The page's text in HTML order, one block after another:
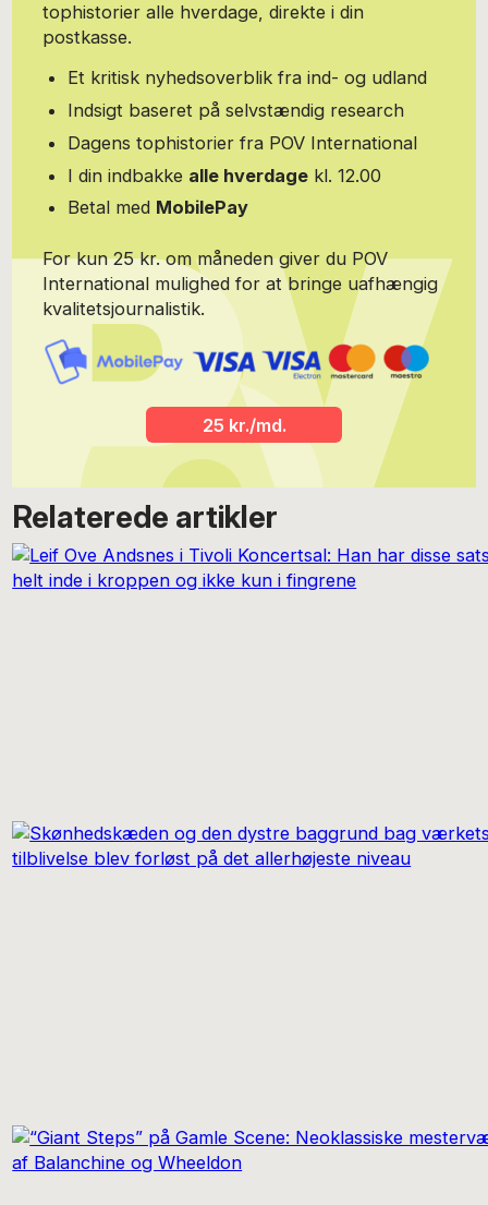
tophistorier alle hverdage, direkte i din
postkasse.
Et kritisk nyhedsoverblik fra ind- og udland
Indsigt baseret på selvstændig research
Dagens tophistorier fra POV International
I din indbakke alle hverdage kl. 12.00
Betal med MobilePay
For kun 25 kr. om måneden giver du POV
International mulighed for at bringe uafhængig
kvalitetsjournalistik.
25 kr./md.
Relaterede artikler